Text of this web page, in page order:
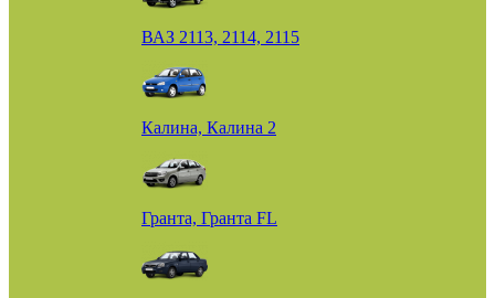
ВАЗ 2113, 2114, 2115
Калина, Калина 2
Гранта, Гранта FL